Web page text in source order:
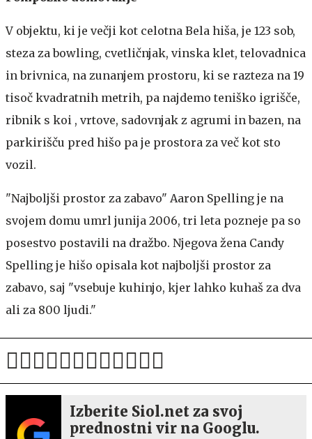
V objektu, ki je večji kot celotna Bela hiša, je 123 sob,
steza za bowling, cvetličnjak, vinska klet, telovadnica
in brivnica, na zunanjem prostoru, ki se razteza na 19
tisoč kvadratnih metrih, pa najdemo teniško igrišče,
ribnik s koi , vrtove, sadovnjak z agrumi in bazen, na
parkirišču pred hišo pa je prostora za več kot sto
vozil.
"Najboljši prostor za zabavo" Aaron Spelling je na
svojem domu umrl junija 2006, tri leta pozneje pa so
posestvo postavili na dražbo. Njegova žena Candy
Spelling je hišo opisala kot najboljši prostor za
zabavo, saj "vsebuje kuhinjo, kjer lahko kuhaš za dva
ali za 800 ljudi."
Izberite Siol.net za svoj
prednostni vir na Googlu.